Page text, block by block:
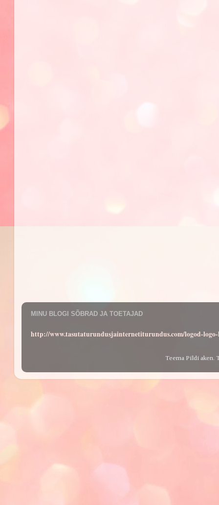
MINU BLOGI SÕBRAD JA TOETAJAD
http://www.tasutaturundusjainternetiturundus.com/logod-
Teema Pildi aken.